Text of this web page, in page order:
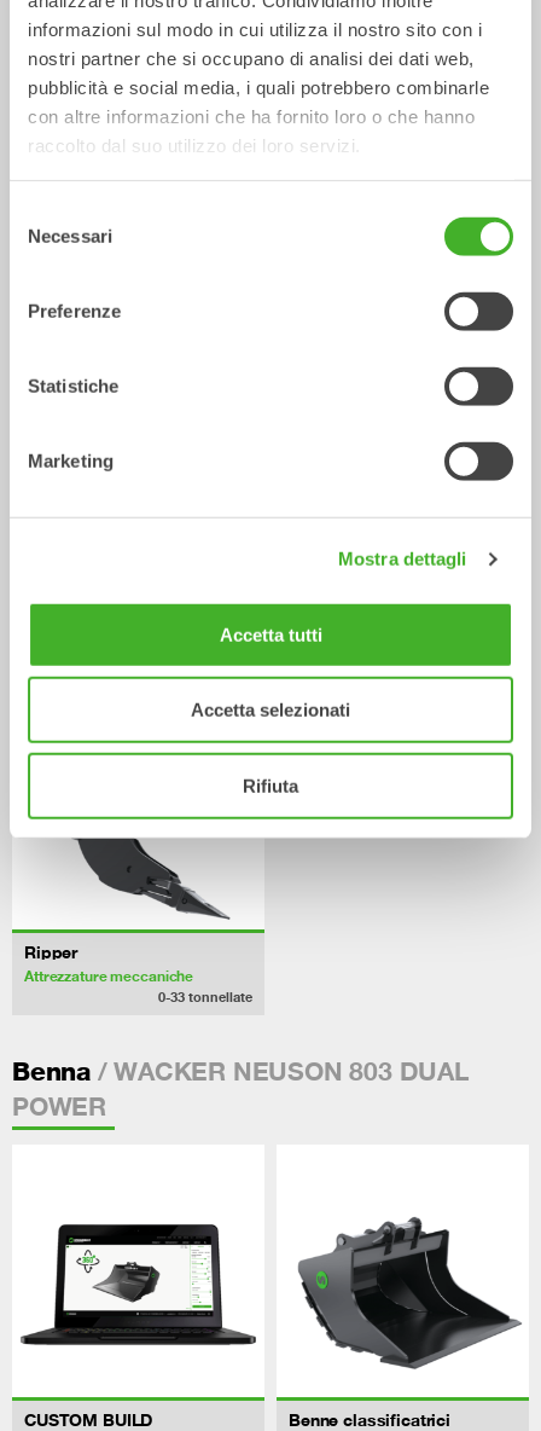
informazioni sul modo in cui utilizza il nostro sito con i
nostri partner che si occupano di analisi dei dati web,
pubblicità e social media, i quali potrebbero combinarle
con altre informazioni che ha fornito loro o che hanno
raccolto dal suo utilizzo dei loro servizi.
delNecessari
Preferenze
Statistiche
Marketing
Mostra dettagli
Accetta tutti
Accetta selezionati
Rifiuta
idraulici
Attacco Rapido 0-70tonnellate
Attrezzature idrauliche / WACKER
NEUSON 803 DUAL POWER
Attrezzature meccaniche/ WACKER
NEUSON 803 DUAL POWER
Ripper
Attrezzature meccaniche
0-33 tonnellate
Benna/ WACKER NEUSON 803 DUAL
POWER
CUSTOM BUILD Benne classificatrici